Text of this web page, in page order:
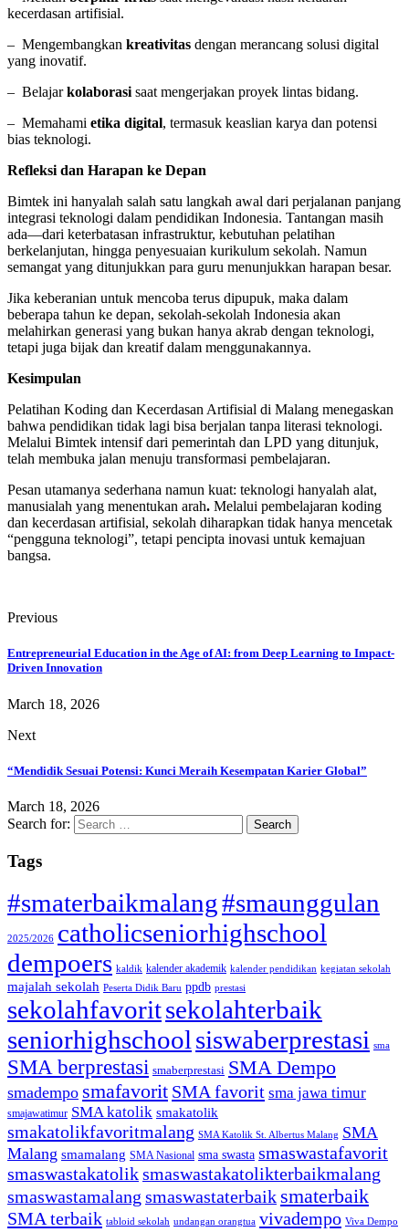
kecerdasan artifisial.
– Mengembangkan kreativitas dengan merancang solusi digital
yang inovatif.
– Belajarkolaborasi saat mengerjakan proyek lintas bidang.
– Memahami etika digital, termasuk keaslian karya dan potensi
bias teknologi.
Refleksi dan Harapan ke Depan
Bimtek ini hanyalah salah satu langkah awal dari perjalanan panjang
integrasi teknologi dalam pendidikan Indonesia. Tantangan masih
ada—dari keterbatasan infrastruktur, kebutuhan pelatihan
berkelanjutan, hingga penyesuaian kurikulum sekolah. Namun
semangat yang ditunjukkan para guru menunjukkan harapan besar.
Jika keberanian untuk mencoba terus dipupuk, maka dalam
beberapa tahun ke depan, sekolah-sekolah Indonesia akan
melahirkan generasi yang bukan hanya akrab dengan teknologi,
tetapi juga bijak dan kreatif dalam menggunakannya.
Kesimpulan
Pelatihan Koding dan Kecerdasan Artifisial di Malang menegaskan
bahwa pendidikan tidak lagi bisa berjalan tanpa literasi teknologi.
Melalui Bimtek intensif dari pemerintah dan LPD yang ditunjuk,
telah membuka jalan menuju transformasi pembelajaran.
Pesan utamanya sederhana namun kuat: teknologi hanyalah alat,
manusialah yang menentukan arah. Melalui pembelajaran koding
dan kecerdasan artifisial, sekolah diharapkan tidak hanya mencetak
“pengguna teknologi”, tetapi pencipta inovasi untuk kemajuan
bangsa.
Previous
Entrepreneurial Education in the Age of AI: from Deep Learning to Impact-
Driven Innovation
March 18, 2026
Next
“Mendidik Sesuai Potensi: Kunci Meraih Kesempatan Karier Global”
March 18, 2026
Search for:
Tags
#smaterbaikmalang#smaunggulan
2025/2026 catholicseniorhighschool
dempoers kaldik kalender akademik kalender pendidikan kegiatan sekolah
majalah sekolah Peserta Didik Baru ppdb prestasi
sekolahfavoritsekolahterbaik
seniorhighschool siswaberprestasi sma
SMA berprestasi smaberprestasi SMA Dempo
smadempo smafavorit SMA favorit sma jawa timur
smajawatimur SMA katolik smakatolik
smakatolikfavoritmalang SMA Katolik St. Albertus Malang SMA
Malang smamalang SMA Nasional sma swasta smaswastafavorit
smaswastakatoliksmaswastakatolikterbaikmalang
smaswastamalang smaswastaterbaik smaterbaik
SMA terbaik tabloid sekolah undangan orangtua vivadempo Viva Dempo